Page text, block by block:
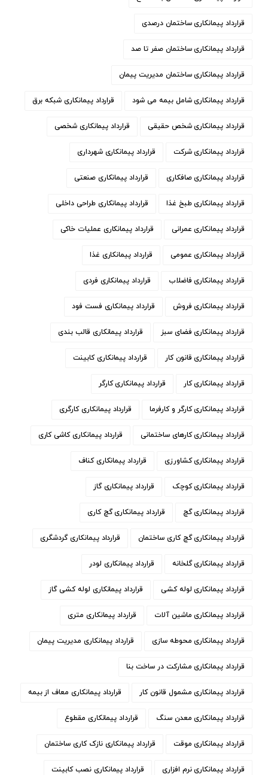
قرارداد پیمانکاری ساختمان درصدی
قرارداد پیمانکاری ساختمان صفر تا صد
قرارداد پیمانکاری ساختمان مدیریت پیمان
قرارداد پیمانکاری شامل بیمه می شود قرارداد پیمانکاری شبکه برق
قرارداد پیمانکاری شخص حقیقی قرارداد پیمانکاری شخصی
قرارداد پیمانکاری شرکت قرارداد پیمانکاری شهرداری
قرارداد پیمانکاری صافکاری قرارداد پیمانکاری صنعتی
قرارداد پیمانکاری طبخ غذا قرارداد پیمانکاری طراحی داخلی
قرارداد پیمانکاری عمرانی قرارداد پیمانکاری عملیات خاکی
قرارداد پیمانکاری عمومی قرارداد پیمانکاری غذا
قرارداد پیمانکاری فاضلاب قرارداد پیمانکاری فردی
قرارداد پیمانکاری فروش قرارداد پیمانکاری فست فود
قرارداد پیمانکاری فضای سبز قرارداد پیمانکاری قالب بندی
قرارداد پیمانکاری قانون کار قرارداد پیمانکاری کابینت
قرارداد پیمانکاری کار قرارداد پیمانکاری کارگر
قرارداد پیمانکاری کارگر و کارفرما قرارداد پیمانکاری کارگری
قرارداد پیمانکاری کارهای ساختمانی قرارداد پیمانکاری کاشی کاری
قرارداد پیمانکاری کشاورزی قرارداد پیمانکاری کناف
قرارداد پیمانکاری کوچک قرارداد پیمانکاری گاز
قرارداد پیمانکاری گچ قرارداد پیمانکاری گچ کاری
قرارداد پیمانکاری گچ کاری ساختمان قرارداد پیمانکاری گردشگری
قرارداد پیمانکاری گلخانه قرارداد پیمانکاری لودر
قرارداد پیمانکاری لوله کشی قرارداد پیمانکاری لوله کشی گاز
قرارداد پیمانکاری ماشین آلات قرارداد پیمانکاری متری
قرارداد پیمانکاری محوطه سازی قرارداد پیمانکاری مدیریت پیمان
قرارداد پیمانکاری مشارکت در ساخت بنا
قرارداد پیمانکاری مشمول قانون کار قرارداد پیمانکاری معاف از بیمه
قرارداد پیمانکاری معدن سنگ قرارداد پیمانکاری مقطوع
قرارداد پیمانکاری موقت قرارداد پیمانکاری نازک کاری ساختمان
قرارداد پیمانکاری نرم افزاری قرارداد پیمانکاری نصب کابینت